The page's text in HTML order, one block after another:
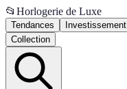
📂 Horlogerie de Luxe
Tendances Investissement
Collection